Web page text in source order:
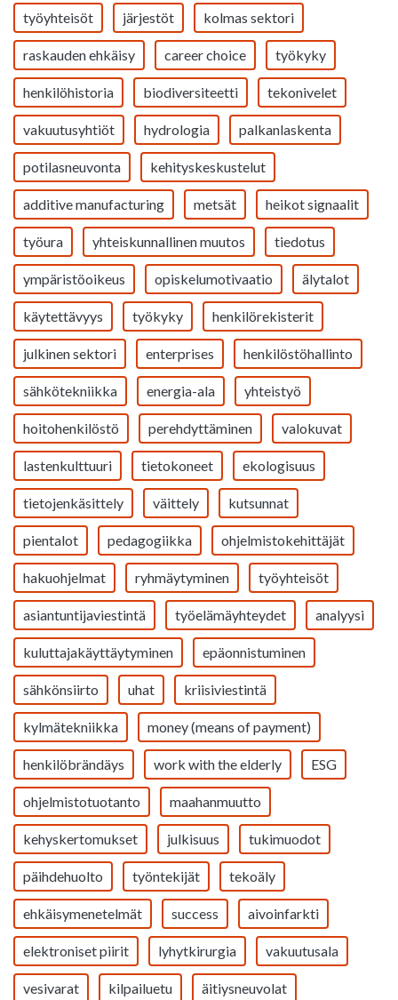
työyhteisöt järjestöt kolmas sektori
raskauden ehkäisy career choice työkyky
henkilöhistoria biodiversiteetti tekonivelet
vakuutusyhtiöt hydrologia palkanlaskenta
potilasneuvonta kehityskeskustelut
additive manufacturing metsät heikot signaalit
työura yhteiskunnallinen muutos tiedotus
ympäristöoikeus opiskelumotivaatio älytalot
käytettävyys työkyky henkilörekisterit
julkinen sektori enterprises henkilöstöhallinto
sähkötekniikka energia-ala yhteistyö
hoitohenkilöstö perehdyttäminen valokuvat
lastenkulttuuri tietokoneet ekologisuus
tietojenkäsittely väittely kutsunnat
pientalot pedagogiikka ohjelmistokehittäjät
hakuohjelmat ryhmäytyminen työyhteisöt
asiantuntijaviestintä työelämäyhteydet analyysi
kuluttajakäyttäytyminen epäonnistuminen
sähkönsiirto uhat kriisiviestintä
kylmätekniikka money (means of payment)
henkilöbrändäys work with the elderly ESG
ohjelmistotuotanto maahanmuutto
kehyskertomukset julkisuus tukimuodot
päihdehuolto työntekijät tekoäly
ehkäisymenetelmät success aivoinfarkti
elektroniset piirit lyhytkirurgia vakuutusala
vesivarat kilpailuetu äitiysneuvolat